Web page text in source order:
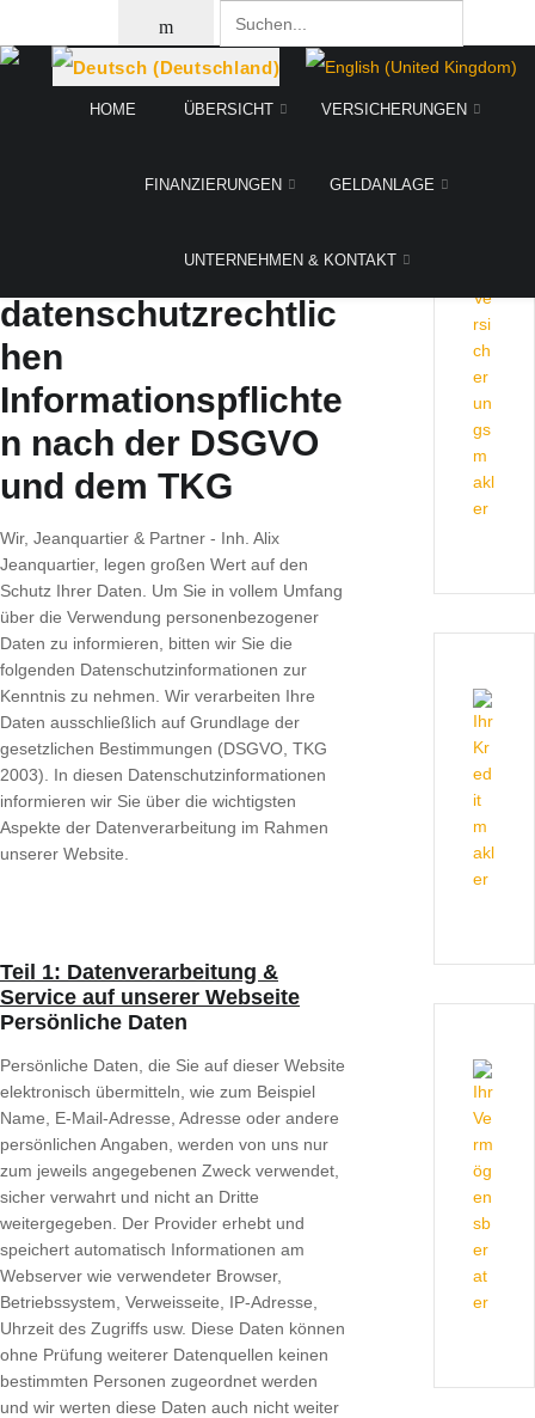
HOME ÜBERSICHT VERSICHERUNGEN
FINANZIERUNGEN GELDANLAGE
UNTERNEHMEN & KONTAKT
ng zur Erfüllung der
datenschutzrechtlic
hen
Informationspflichte
n nach der DSGVO
und dem TKG
Wir, Jeanquartier & Partner - Inh. Alix
Jeanquartier, legen großen Wert auf den
Schutz Ihrer Daten. Um Sie in vollem Umfang
über die Verwendung personenbezogener
Daten zu informieren, bitten wir Sie die
folgenden Datenschutzinformationen zur
Kenntnis zu nehmen. Wir verarbeiten Ihre
Daten ausschließlich auf Grundlage der
gesetzlichen Bestimmungen (DSGVO, TKG
2003). In diesen Datenschutzinformationen
informieren wir Sie über die wichtigsten
Aspekte der Datenverarbeitung im Rahmen
unserer Website.
Teil 1: Datenverarbeitung &
Service auf unserer Webseite
Persönliche Daten
Persönliche Daten, die Sie auf dieser Website
elektronisch übermitteln, wie zum Beispiel
Name, E-Mail-Adresse, Adresse oder andere
persönlichen Angaben, werden von uns nur
zum jeweils angegebenen Zweck verwendet,
sicher verwahrt und nicht an Dritte
weitergegeben. Der Provider erhebt und
speichert automatisch Informationen am
Webserver wie verwendeter Browser,
Betriebssystem, Verweisseite, IP-Adresse,
Uhrzeit des Zugriffs usw. Diese Daten können
ohne Prüfung weiterer Datenquellen keinen
bestimmten Personen zugeordnet werden
und wir werten diese Daten auch nicht weiter